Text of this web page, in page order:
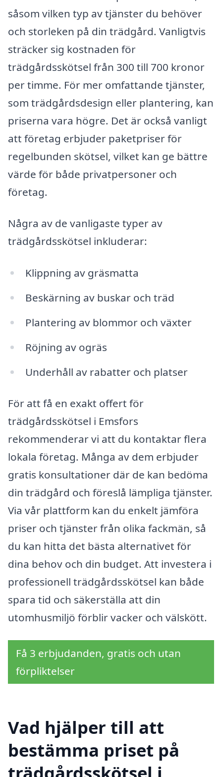
såsom vilken typ av tjänster du behöver
och storleken på din trädgård. Vanligtvis
sträcker sig kostnaden för
trädgårdsskötsel från 300 till 700 kronor
per timme. För mer omfattande tjänster,
som trädgårdsdesign eller plantering, kan
priserna vara högre. Det är också vanligt
att företag erbjuder paketpriser för
regelbunden skötsel, vilket kan ge bättre
värde för både privatpersoner och
företag.
Några av de vanligaste typer av
trädgårdsskötsel inkluderar:
Klippning av gräsmatta
Beskärning av buskar och träd
Plantering av blommor och växter
Röjning av ogräs
Underhåll av rabatter och platser
För att få en exakt offert för
trädgårdsskötsel i Emsfors
rekommenderar vi att du kontaktar flera
lokala företag. Många av dem erbjuder
gratis konsultationer där de kan bedöma
din trädgård och föreslå lämpliga tjänster.
Via vår plattform kan du enkelt jämföra
priser och tjänster från olika fackmän, så
du kan hitta det bästa alternativet för
dina behov och din budget. Att investera i
professionell trädgårdsskötsel kan både
spara tid och säkerställa att din
utomhusmiljö förblir vacker och välskött.
Få 3 erbjudanden, gratis och utan
förpliktelser
Vad hjälper till att
bestämma priset på